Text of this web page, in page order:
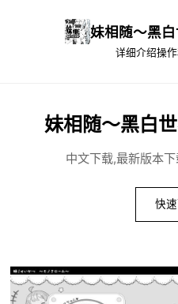
妹相随～黑
详细介绍操
妹相随～黑白
中文下载,最新版本
快